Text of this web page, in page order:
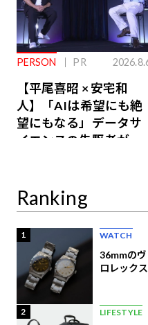
PERSON PR
【平尾喜昭 × 安宅和
人】「AIは希望にも絶
望にもなる」データサ
イエンスの先駆者が語
Ranking
1 WATCH
36mmの
ロレック
2 LIFESTYLE